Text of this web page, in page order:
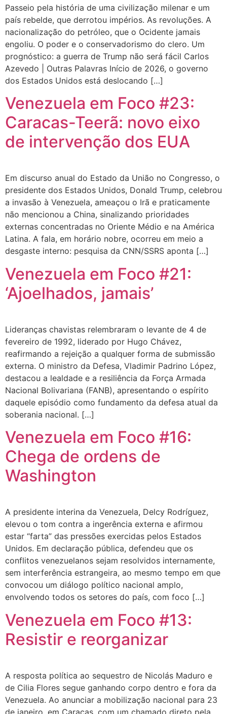
Passeio pela história de uma civilização milenar e um
país rebelde, que derrotou impérios. As revoluções. A
nacionalização do petróleo, que o Ocidente jamais
engoliu. O poder e o conservadorismo do clero. Um
prognóstico: a guerra de Trump não será fácil Carlos
Azevedo | Outras Palavras Início de 2026, o governo
dos Estados Unidos está deslocando […]
Venezuela em Foco #23:
Caracas-Teerã: novo eixo
de intervenção dos EUA
Em discurso anual do Estado da União no Congresso, o
presidente dos Estados Unidos, Donald Trump, celebrou
a invasão à Venezuela, ameaçou o Irã e praticamente
não mencionou a China, sinalizando prioridades
externas concentradas no Oriente Médio e na América
Latina. A fala, em horário nobre, ocorreu em meio a
desgaste interno: pesquisa da CNN/SSRS aponta […]
Venezuela em Foco #21:
‘Ajoelhados, jamais’
Lideranças chavistas relembraram o levante de 4 de
fevereiro de 1992, liderado por Hugo Chávez,
reafirmando a rejeição a qualquer forma de submissão
externa. O ministro da Defesa, Vladimir Padrino López,
destacou a lealdade e a resiliência da Força Armada
Nacional Bolivariana (FANB), apresentando o espírito
daquele episódio como fundamento da defesa atual da
soberania nacional. […]
Venezuela em Foco #16:
Chega de ordens de
Washington
A presidente interina da Venezuela, Delcy Rodríguez,
elevou o tom contra a ingerência externa e afirmou
estar “farta” das pressões exercidas pelos Estados
Unidos. Em declaração pública, defendeu que os
conflitos venezuelanos sejam resolvidos internamente,
sem interferência estrangeira, ao mesmo tempo em que
convocou um diálogo político nacional amplo,
envolvendo todos os setores do país, com foco […]
Venezuela em Foco #13:
Resistir e reorganizar
A resposta política ao sequestro de Nicolás Maduro e
de Cilia Flores segue ganhando corpo dentro e fora da
Venezuela. Ao anunciar a mobilização nacional para 23
de janeiro, em Caracas, com um chamado direto pela